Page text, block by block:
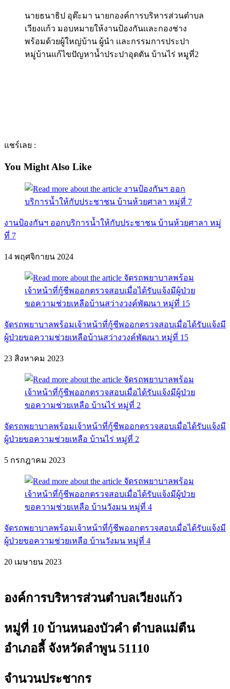
นายธนาธิป อุต๊ะมา นายกองค์การบริหารส่วนตำบล
เวียงแก้ว มอบหมายให้งานป้องกันเเละกองช่าง
พร้อมด้วยผู้ใหญ่บ้าน ผู้นำ เเละกรรมการประปา
หมู่บ้านแก้ไขปัญหาน้ำประปาอุดตัน บ้านไร่ หมูที่2
แชร์เลย :
You Might Also Like
งานป้องกันฯ ออกบริการน้ำให้กับประชาชน บ้านห้วยศาลา หมู่
ที่ 7
14 พฤศจิกายน 2024
จัดรถพยาบาลพร้อมเจ้าหน้าที่กู้ชีพออกตรวจสอบเมื่อได้รับแจ้งมี
ผู้ป่วยขอความช่วยเหลือบ้านสว่างวงค์พัฒนา หมู่ที่ 15
23 สิงหาคม 2023
จัดรถพยาบาลพร้อมเจ้าหน้าที่กู้ชีพออกตรวจสอบเมื่อได้รับแจ้งมี
ผู้ป่วยขอความช่วยเหลือ บ้านไร่ หมู่ที่ 2
5 กรกฎาคม 2023
จัดรถพยาบาลพร้อมเจ้าหน้าที่กู้ชีพออกตรวจสอบเมื่อได้รับแจ้งมี
ผู้ป่วยขอความช่วยเหลือ บ้านวังมน หมู่ที่ 4
20 เมษายน 2023
องค์การบริหารส่วนตำบลเวียงแก้ว
หมู่ที่ 10 บ้านหนองบัวคำ ตำบลแม่ตืน
อำเภอลี้ จังหวัดลำพูน 51110
จำนวนประชากร